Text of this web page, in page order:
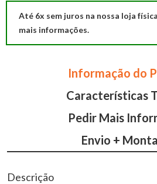
Até 6x sem juros na nossa loja
mais informações.
Informação do
Características
Pedir Mais
Envio +
Descrição